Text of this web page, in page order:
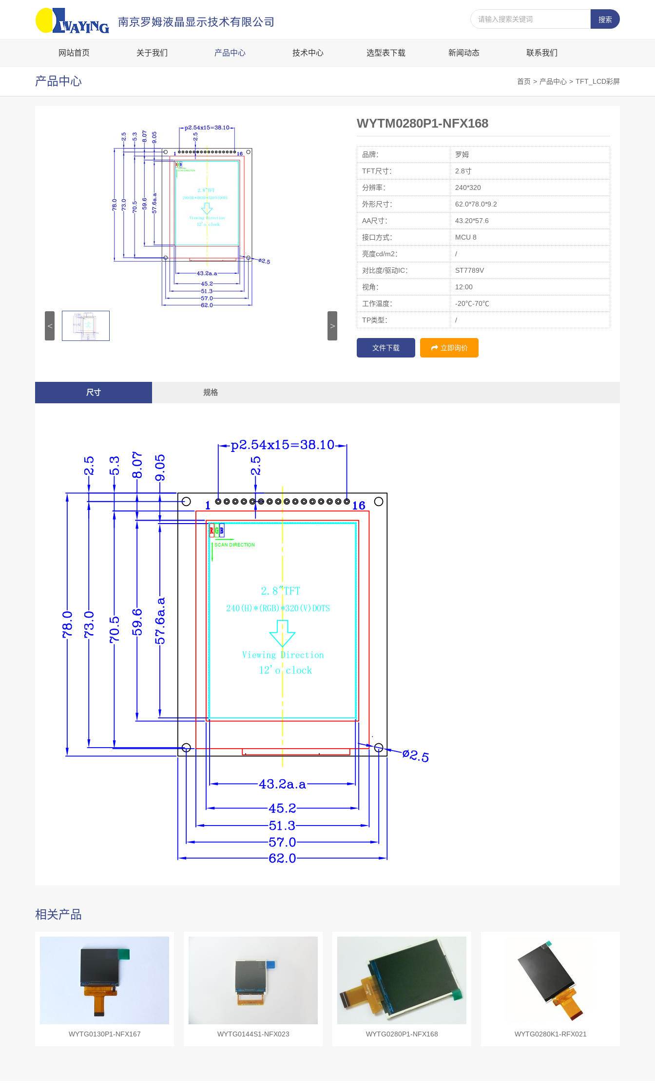
网站首页 关于我们 产品中心 技术中心 选型表下载 新闻动态 联系我们
产品中心 首页 > 产品中心 > TFT_LCD彩屏
< >
WYTM0280P1-NFX168
品牌： 罗姆
TFT尺寸： 2.8寸
分辨率： 240*320
外形尺寸： 62.0*78.0*9.2
AA尺寸： 43.20*57.6
接口方式： MCU 8
亮度cd/m2： /
对比度/驱动IC： ST7789V
视角： 12:00
工作温度： -20℃-70℃
TP类型： /
文件下载 立即询价
尺寸 规格
相关产品
WYTG0130P1-NFX167 WYTG0144S1-NFX023 WYTG0280P1-NFX168 WYTG0280K1-RFX021